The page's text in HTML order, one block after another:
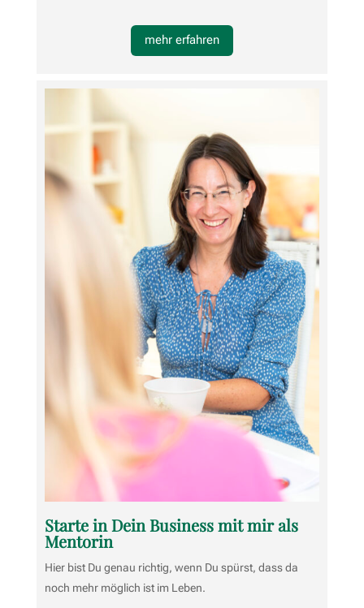
mehr erfahren
Starte in Dein Business mit mir als
Mentorin
Hier bist Du genau richtig, wenn Du spürst, dass da
noch mehr möglich ist im Leben.